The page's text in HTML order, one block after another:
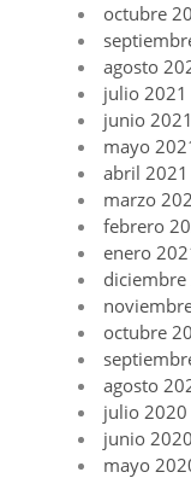
octubre
agosto
julio 2021
junio 2021
mayo
abril 2021
marzo
febrero
enero
diciembre
octubre
agosto
julio 2020
junio 2020
mayo